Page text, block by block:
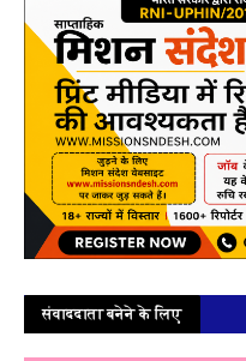
संवाददाता बनेने के लिए